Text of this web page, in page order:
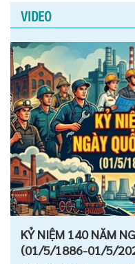
VIDEO
KỶ NIỆM 140 NĂM
(01/5/1886-01/5/